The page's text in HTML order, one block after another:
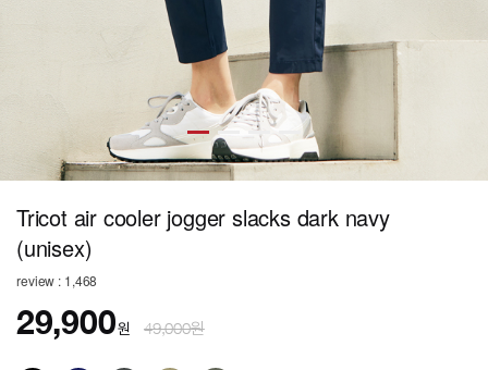
Tricot air cooler jogger slacks dark navy
(unisex)
review : 1,468
29,900원 49,000원